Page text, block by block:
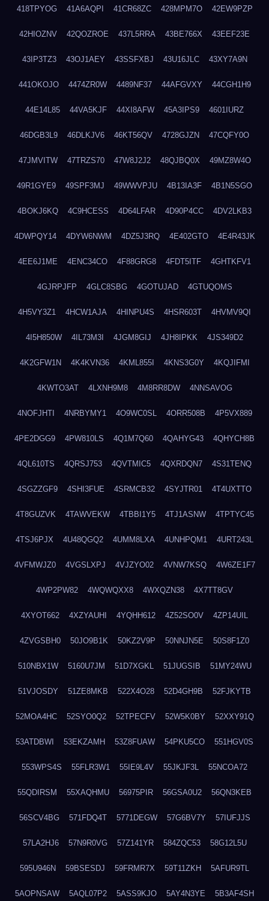
418TPYOG 41A6AQPI 41CR68ZC 428MPM7O 42EW9PZP
42HIOZNV 42QOZROE 437L5RRA 43BE766X 43EEF23E
43IP3TZ3 43OJ1AEY 43SSFXBJ 43U16JLC 43XY7A9N
441OKOJO 4474ZR0W 4489NF37 44AFGVXY 44CGH1H9
44E14L85 44VA5KJF 44XI8AFW 45A3IPS9 4601IURZ
46DGB3L9 46DLKJV6 46KT56QV 4728GJZN 47CQFY0O
47JMVITW 47TRZS70 47W8J2J2 48QJBQ0X 49MZ8W4O
49R1GYE9 49SPF3MJ 49WWVPJU 4B13IA3F 4B1N5SGO
4BOKJ6KQ 4C9HCESS 4D64LFAR 4D90P4CC 4DV2LKB3
4DWPQY14 4DYW6NWM 4DZ5J3RQ 4E402GTO 4E4R43JK
4EE6J1ME 4ENC34CO 4F88GRG8 4FDT5ITF 4GHTKFV1
4GJRPJFP 4GLC8SBG 4GOTUJAD 4GTUQOMS
4H5VY3Z1 4HCW1AJA 4HINPU4S 4HSR603T 4HVMV9QI
4I5H850W 4IL73M3I 4JGM8GIJ 4JH8IPKK 4JS349D2
4K2GFW1N 4K4KVN36 4KML855I 4KNS3G0Y 4KQJIFMI
4KWTO3AT 4LXNH9M8 4M8RR8DW 4NNSAVOG
4NOFJHTI 4NRBYMY1 4O9WC0SL 4ORR508B 4P5VX889
4PE2DGG9 4PW810LS 4Q1M7Q60 4QAHYG43 4QHYCH8B
4QL610TS 4QRSJ753 4QVTMIC5 4QXRDQN7 4S31TENQ
4SGZZGF9 4SHI3FUE 4SRMCB32 4SYJTR01 4T4UXTTO
4T8GUZVK 4TAWVEKW 4TBBI1Y5 4TJ1ASNW 4TPTYC45
4TSJ6PJX 4U48QGQ2 4UMM8LXA 4UNHPQM1 4URT243L
4VFMWJZ0 4VGSLXPJ 4VJZYO02 4VNW7KSQ 4W6ZE1F7
4WP2PW82 4WQWQXX8 4WXQZN38 4X7TT8GV
4XYOT662 4XZYAUHI 4YQHH612 4Z52SO0V 4ZP14UIL
4ZVGSBH0 50JO9B1K 50KZ2V9P 50NNJN5E 50S8F1Z0
510NBX1W 5160U7JM 51D7XGKL 51JUGSIB 51MY24WU
51VJOSDY 51ZE8MKB 522X4O28 52D4GH9B 52FJKYTB
52MOA4HC 52SYO0Q2 52TPECFV 52W5K0BY 52XXY91Q
53ATDBWI 53EKZAMH 53Z8FUAW 54PKU5CO 551HGV0S
553WPS4S 55FLR3W1 55IE9L4V 55JKJF3L 55NCOA72
55QDIRSM 55XAQHMU 56975PIR 56GSA0U2 56QN3KEB
56SCV4BG 571FDQ4T 5771DEGW 57G6BV7Y 57IUFJJS
57LA2HJ6 57N9R0VG 57Z141YR 584ZQC53 58G12L5U
595U946N 59BSESDJ 59FRMR7X 59T11ZKH 5AFUR9TL
5AOPNSAW 5AQL07P2 5ASS9KJO 5AY4N3YE 5B3AF4SH